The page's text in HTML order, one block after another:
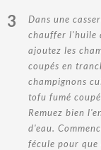
3
Dans une
chauffer l'huile
ajoutez les
coupés en
champignons
tofu fumé
Remuez bien
d'eau.
fécule pour que